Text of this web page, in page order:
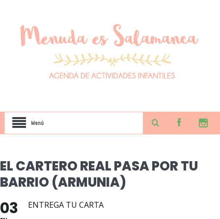
Menú
EL CARTERO REAL PASA POR TU
BARRIO (ARMUNIA)
03 ENTREGA TU CARTA